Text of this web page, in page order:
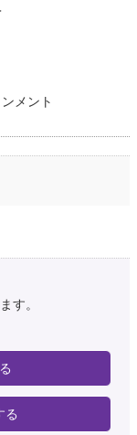
メント
す。
る